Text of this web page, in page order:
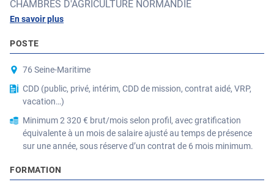
CHAMBRES D'AGRICULTURE NORMANDIE
En savoir plus
POSTE
76 Seine-Maritime
CDD (public, privé, intérim, CDD de mission, contrat aidé, VRP,
vacation…)
Minimum 2 320 € brut/mois selon profil, avec gratification
équivalente à un mois de salaire ajusté au temps de présence
sur une année, sous réserve d’un contrat de 6 mois minimum.
FORMATION